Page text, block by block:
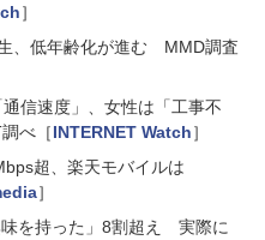
］
、低年齢化が進む MMD調査
信速度」、女性は「工事不
べ［INTERNET Watch］
超、楽天モバイルは
］
味を持った」8割超え 実際に